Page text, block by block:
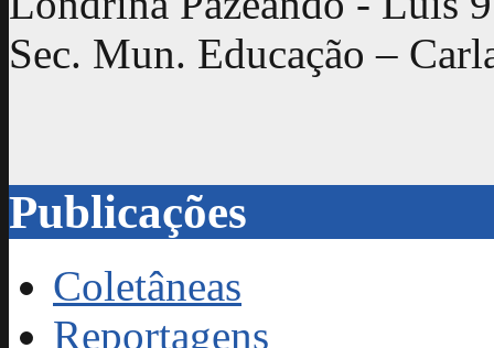
Sec. Mun. Educação –
Publicações
Coletâneas
Reportagens